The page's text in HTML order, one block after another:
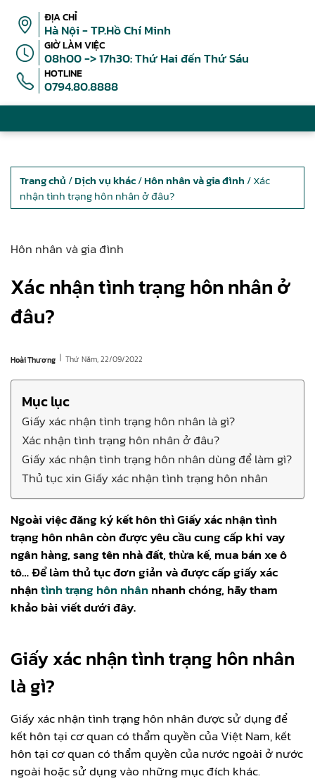
ĐỊA CHỈ
Hà Nội - TP.Hồ Chí Minh
GIỜ LÀM VIỆC
08h00 -> 17h30: Thứ Hai đến Thứ Sáu
HOTLINE
0794.80.8888
Trang chủ /Dịch vụ khác/Hôn nhân và gia đình / Xác
nhận tình trạng hôn nhân ở đâu?
Hôn nhân và gia đình
Xác nhận tình trạng hôn nhân ở
đâu?
Hoài Thương | Thứ Năm, 22/09/2022
Mục lục
Giấy xác nhận tình trạng hôn nhân là gì?
Xác nhận tình trạng hôn nhân ở đâu?
Giấy xác nhận tình trạng hôn nhân dùng để làm gì?
Thủ tục xin Giấy xác nhận tình trạng hôn nhân
Ngoài việc đăng ký kết hôn thì Giấy xác nhận tình
trạng hôn nhân còn được yêu cầu cung cấp khi vay
ngân hàng, sang tên nhà đất, thừa kế, mua bán xe ô
tô… Để làm thủ tục đơn giản và được cấp giấy xác
nhậntình trạng hôn nhân nhanh chóng, hãy tham
khảo bài viết dưới đây.
Giấy xác nhận tình trạng hôn nhân
là gì?
Giấy xác nhận tình trạng hôn nhân được sử dụng để
kết hôn tại cơ quan có thẩm quyền của Việt Nam, kết
hôn tại cơ quan có thẩm quyền của nước ngoài ở nước
ngoài hoặc sử dụng vào những mục đích khác.